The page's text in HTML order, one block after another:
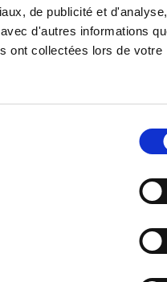
de publicité et d'analyse,
d'autres informations
ont collectées lors de votre